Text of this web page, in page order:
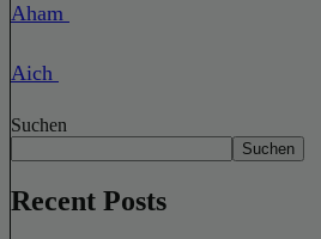
Aham
Aich
Suchen
Suchen
Recent Posts